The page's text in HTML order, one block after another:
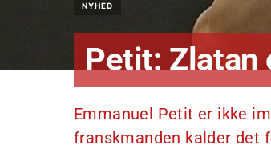
NYHED
Petit: Zlatan
Emmanuel Petit er ikke
franskmanden kalder det